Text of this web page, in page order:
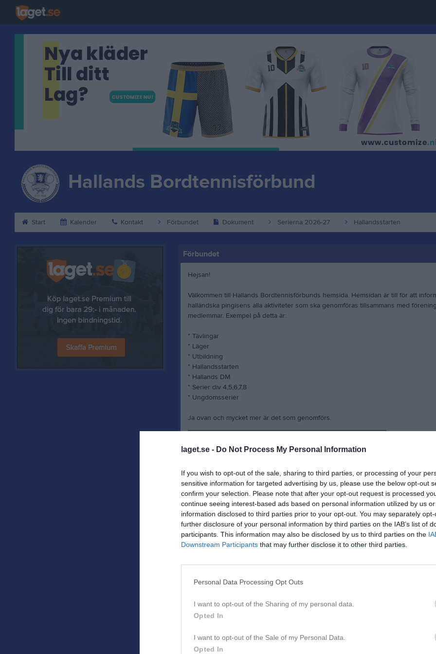
laget.se - Do Not Process My Personal Information
If you wish to opt-out of the sale, sharing to third parties, or processing of your
sensitive information for targeted advertising by us, please use the below opt-out
confirm your selection. Please note that after your opt-out request is processed
continue seeing interest-based ads based on personal information utilized by us
information disclosed to third parties prior to your opt-out. You may separately
further disclosure of your personal information by third parties on the IAB’s list of
participants. This information may also be disclosed by us to third parties on the
Downstream Participants that may further disclose it to other third parties.
Personal Data Processing Opt Outs
I want to opt-out of the Sharing of my personal data.
Opted In
I want to opt-out of the Sale of my Personal Data.
Opted In
Hallands Bordtennisförbund
Start Kalender Kontakt Förbundet Dokument Serierna 2026-27 Hallandsstarten
Förbundet
Hejsan!
Välkommen till Hallands Bordtennisförbunds hemsida. Hemsidan är till för att
halländska pingisens alla aktiviteter som ska genomföras tillsammans med
medlemmar. Exempel på detta är:
* Tävlingar
* Läger
* Utbildning
* Hallandsstarten
* Hallands DM
* Serier div 4,5,6,7,8
* Ungdomsserier
Ja ovan och mycket mer är det som genomförs.
___________________________________________________
Verksamhetsplan
- Dialog med föreningarna i lämplig form. Föreningsledarträff i början av september.
- Information till massmedia.
- Utveckla hemsidan.
- Distriktsutredning i Svensk Bordtennis, Svenska BTF har som
målsättning att reducera antal distrkt i Sverige.
- Deltaga i konferenser/möten anordnade av SBTF resp
RF SISU Halland och Region Syd.
Tel.: 0708-670 825.
___________________________________________________